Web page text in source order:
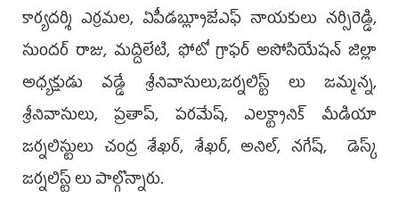
కార్యదర్శి ఎర్రమల, ఏపీడబ్ల్యూజేఎఫ్ నాయకులు నర్సిరెడ్డి,
సుందర్ రాజు, మద్దిలేటి, ఫోటో గ్రాఫర్ అసోసియేషన్ జిల్లా
అధ్యక్షుడు వడ్డే శ్రీనివాసులు,జర్నలిస్ట్ లు జమ్మన్న,
శ్రీనివాసులు, ప్రతాప్, పరమేష్, ఎలక్ట్రానిక్ మీడియా
జర్నలిస్టులు చంద్ర శేఖర్, శేఖర్, అనిల్, నగేష్, డెస్క్
జర్నలిస్ట్ లు పాల్గొన్నారు.